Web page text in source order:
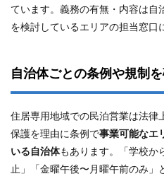
ています。義務の有無・内容は自
を検討しているエリアの担当窓口
自治体ごとの条例や規制
住居専用地域での民泊営業は法律
保護を理由に条例で事業可能なエ
いる自治体もあります。「学校か
止」「金曜午後〜月曜午前のみ」